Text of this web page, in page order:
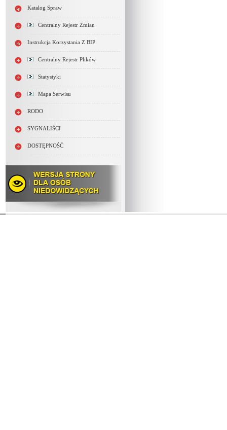
Katalog Spraw
Centralny Rejestr Zmian
Instrukcja Korzystania Z BIP
Centralny Rejestr Plików
Statystyki
Mapa Serwisu
RODO
SYGNALIŚCI
DOSTĘPNOŚĆ